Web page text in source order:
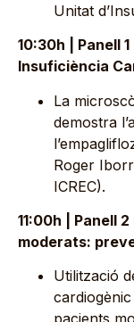
Unitat
10:30h | Panell
Insuficiència
La
demostra
Roger
ICREC).
11:00h | Panell
moderats:
Utilització